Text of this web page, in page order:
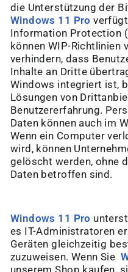
die Unterstützung der
Windows 11 Pro
Information Protection
können WIP-Richtlinien
verhindern, dass
Inhalte an Dritte
Windows integriert ist,
Lösungen von
Benutzererfahrung.
Daten können auch im
Wenn ein Computer
wird, können
gelöscht werden, ohne
Daten betroffen sind.
Windows 11 Pro
es IT-Administratoren
Geräten gleichzeitig
zuzuweisen. Wenn Sie